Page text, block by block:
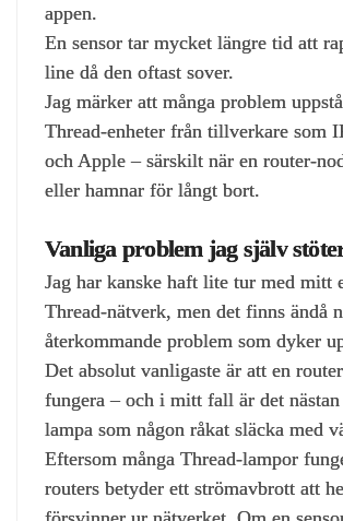
appen.
En sensor tar mycket längre tid att
line då den oftast sover.
Jag märker att många problem
Thread‑enheter från tillverkare som
och Apple – särskilt när en
eller hamnar för långt bort.
Vanliga problem jag själv
Jag har kanske haft lite tur med mitt
Thread‑nätverk, men det finns ändå
återkommande problem som dyker
Det absolut vanligaste är att en
fungera – och i mitt fall är det
lampa som någon råkat släcka med
Eftersom många Thread‑lampor
routers betyder ett strömavbrott att